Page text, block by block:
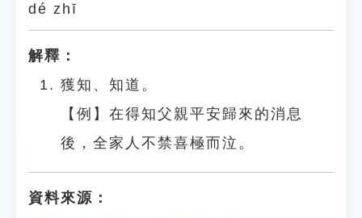
貓頭鷹博士
dé zhī
解釋：
獲知、知道。
【例】在得知父親平安歸來的消息
後，全家人不禁喜極而泣。
資料來源：